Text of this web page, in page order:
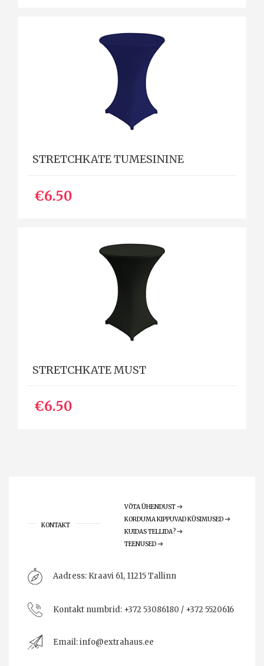
STRETCHKATE TUMESININE
€6.50
STRETCHKATE MUST
€6.50
KONTAKT
VÕTA ÜHENDUST
KORDUMA KIPPUVAD KÜSIMUSED
KUIDAS TELLIDA?
TEENUSED
Aadress: Kraavi 61, 11215 Tallinn
Kontakt numbrid: +372 53086180 / +372 5520616
Email:info@extrahaus.ee